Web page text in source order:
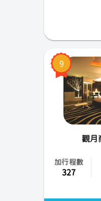
9
觀月
加行程數
327